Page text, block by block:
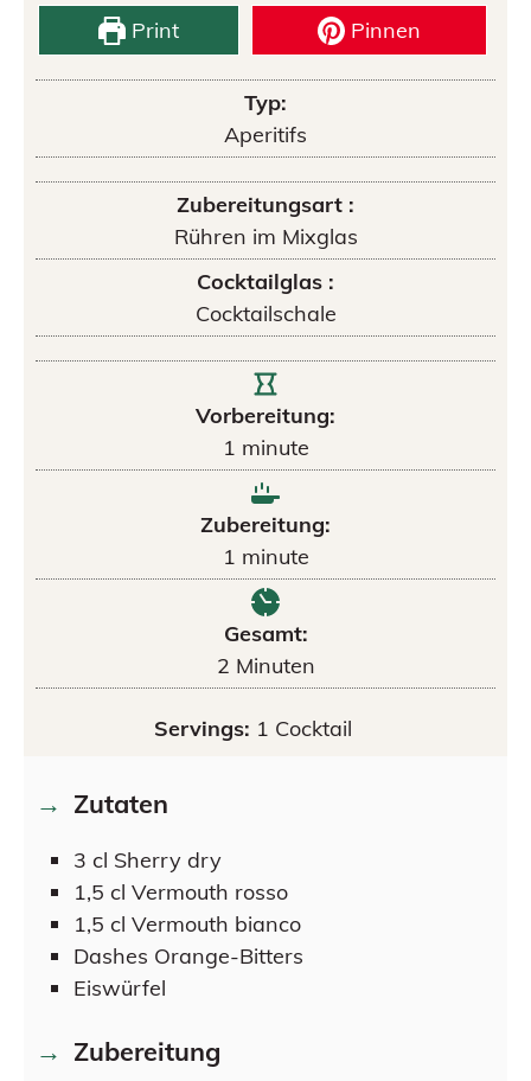
Print Pinnen
Typ:
Aperitifs
Zubereitungsart :
Rühren im Mixglas
Cocktailglas :
Cocktailschale
Vorbereitung:
1 minute
Zubereitung:
1 minute
Gesamt:
2 Minuten
Servings: 1 Cocktail
Zutaten
3 cl Sherry dry
1,5 cl Vermouth rosso
1,5 cl Vermouth bianco
Dashes Orange-Bitters
Eiswürfel
Zubereitung